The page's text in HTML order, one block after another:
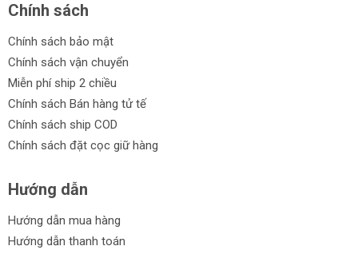
Chính sách
Chính sách bảo mật
Chính sách vận chuyển
Miễn phí ship 2 chiều
Chính sách Bán hàng tử tế
Chính sách ship COD
Chính sách đặt cọc giữ hàng
Hướng dẫn
Hướng dẫn mua hàng
Hướng dẫn thanh toán